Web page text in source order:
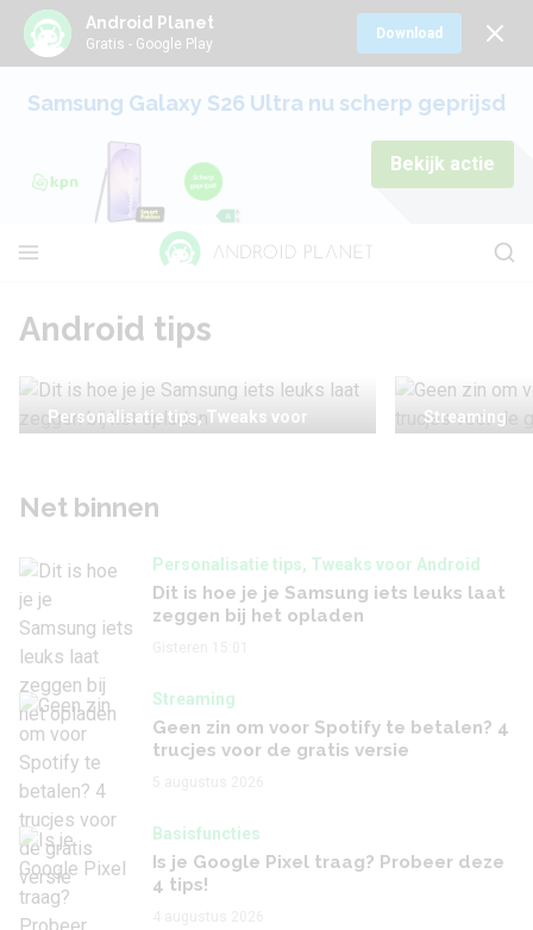
Android Planet
Gratis - Google Play
Download
Samsung Galaxy S26 Ultra nu scherp geprijsd
Bekijk actie
Android tips
Personalisatie tips, Tweaks voor
iets leuks laat zeggen
Streaming
5 augustus
Net binnen
Personalisatie tips, Tweaks voor Android
Dit is hoe je je Samsung iets leuks laat
zeggen bij het opladen
Streaming
Geen zin om voor Spotify te betalen? 4
trucjes voor de gratis versie
Basisfuncties
Is je Google Pixel traag? Probeer deze
4 tips!